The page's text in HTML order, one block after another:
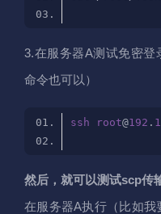
3.在服务器A测试免密
命令也可以）
ssh root@192 .
然后，就可以测试scp传
在服务器A执行（比如我